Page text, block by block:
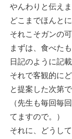
やんわりと伝え
どこまでほんと
それこそガンの
まずは、食べた
日記のように記
それで客観的に
と提案した次第で
（先生も毎回毎
てますので。）
それに、どうし